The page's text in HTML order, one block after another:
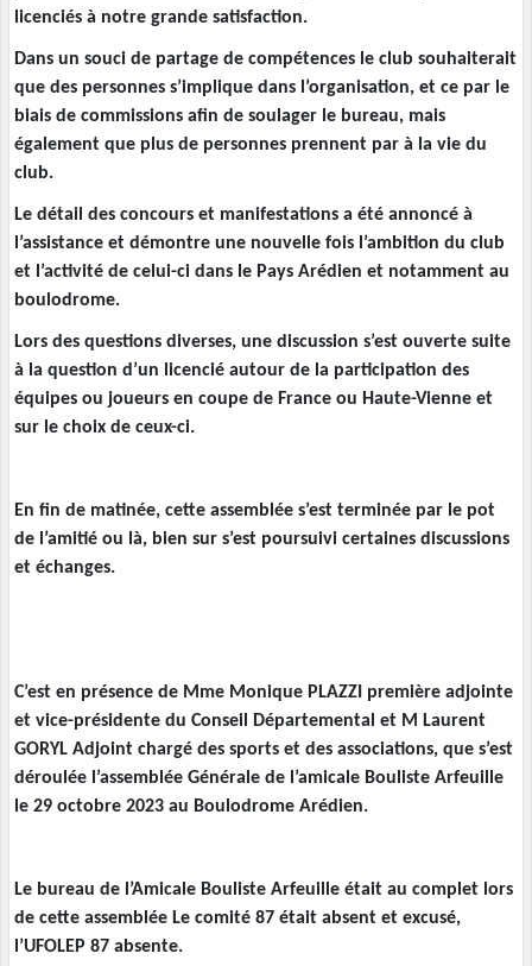
licenciés à notre grande satisfaction.
Dans un souci de partage de compétences le club souhaiterait
que des personnes s’implique dans l’organisation, et ce par le
biais de commissions afin de soulager le bureau, mais
également que plus de personnes prennent par à la vie du
club.
Le détail des concours et manifestations a été annoncé à
l’assistance et démontre une nouvelle fois l’ambition du club
et l’activité de celui-ci dans le Pays Arédien et notamment au
boulodrome.
Lors des questions diverses, une discussion s’est ouverte suite
à la question d’un licencié autour de la participation des
équipes ou joueurs en coupe de France ou Haute-Vienne et
sur le choix de ceux-ci.
En fin de matinée, cette assemblée s’est terminée par le pot
de l’amitié ou là, bien sur s’est poursuivi certaines discussions
et échanges.
C’est en présence de Mme Monique PLAZZI première adjointe
et vice-présidente du Conseil Départemental et M Laurent
GORYL Adjoint chargé des sports et des associations, que s’est
déroulée l’assemblée Générale de l’amicale Bouliste Arfeuille
le 29 octobre 2023 au Boulodrome Arédien.
Le bureau de l’Amicale Bouliste Arfeuille était au complet lors
de cette assemblée Le comité 87 était absent et excusé,
l’UFOLEP 87 absente.